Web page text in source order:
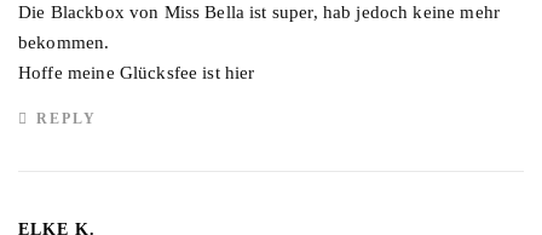
Die Blackbox von Miss Bella ist super, hab jedoch keine mehr
bekommen.
Hoffe meine Glücksfee ist hier
REPLY
ELKE K.